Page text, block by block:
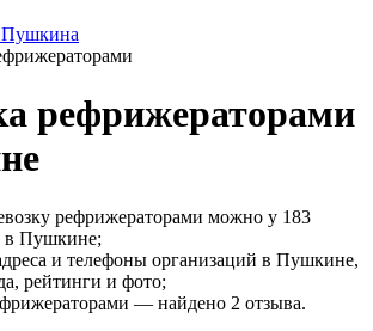
рефрижераторами
рефрижераторами можно у 183
в Пушкине;
и телефоны организаций в Пушкине,
рейтинги и фото;
— найдено 2 отзыва.